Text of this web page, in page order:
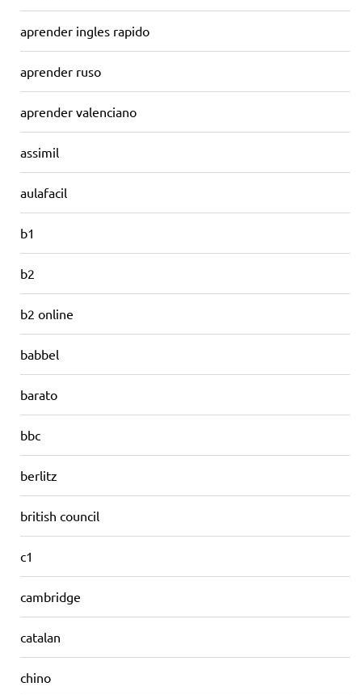
aprender ingles rapido
aprender ruso
aprender valenciano
assimil
aulafacil
b1
b2
b2 online
babbel
barato
bbc
berlitz
british council
c1
cambridge
catalan
chino